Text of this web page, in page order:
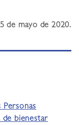
de mayo de 2020.
de bienestar